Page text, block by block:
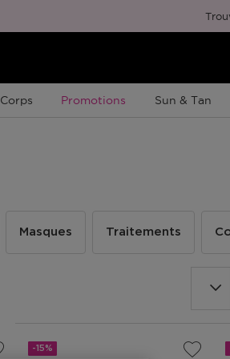
Emballage
Corps Promotion À Durée Limitée
Promotions Sun & Tan
Masques Traitements
-15%